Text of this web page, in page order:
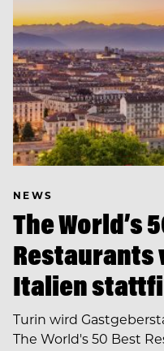
NEWS
The World’s
Restaurants
Italien
Turin wird
The World's 50 Best